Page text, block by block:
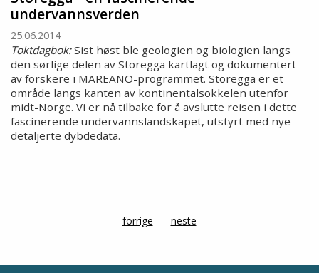
undervannsverden
25.06.2014
Toktdagbok:Sist høst ble geologien og biologien langs
den sørlige delen av Storegga kartlagt og dokumentert
av forskere i MAREANO-programmet. Storegga er et
område langs kanten av kontinentalsokkelen utenfor
midt-Norge. Vi er nå tilbake for å avslutte reisen i dette
fascinerende undervannslandskapet, utstyrt med nye
detaljerte dybdedata.
forrige pageneste